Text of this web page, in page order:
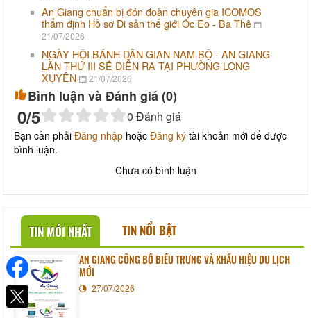
An Giang chuẩn bị đón đoàn chuyên gia ICOMOS
thẩm định Hồ sơ Di sản thế giới Óc Eo - Ba Thê
21/07/2026
NGÀY HỘI BÁNH DÂN GIAN NAM BỘ - AN GIANG
LẦN THỨ III SẼ DIỄN RA TẠI PHƯỜNG LONG
XUYÊN
21/07/2026
Bình luận và Đánh giá (0)
0/5 0 Đánh giá
Bạn cần phải Đăng nhập hoặc Đăng ký tài khoản mới để được
bình luận.
Chưa có bình luận
TIN MỚI NHẤT TIN NỔI BẬT
AN GIANG CÔNG BỐ BIỂU TRƯNG VÀ KHẨU HIỆU DU LỊCH
MỚI
27/07/2026